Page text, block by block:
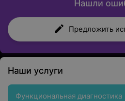
Нашли
Предложить
Наши услуги
Функциональная диагностика